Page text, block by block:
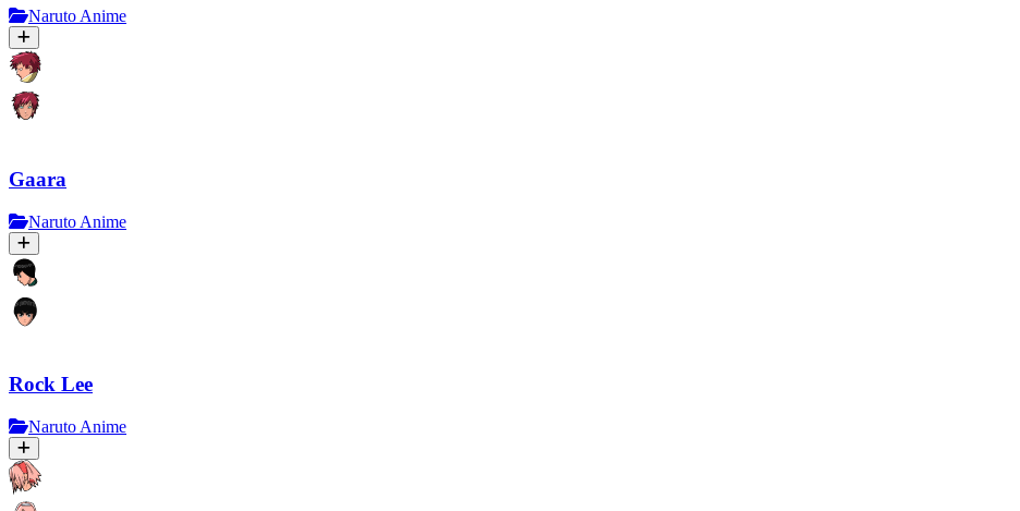
Naruto Anime
Gaara
Naruto Anime
Rock Lee
Naruto Anime